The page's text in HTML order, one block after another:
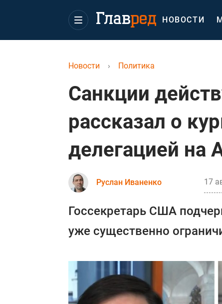
НОВОСТИ
Новости › Политика
Санкции
рассказал о
делегацией на
Руслан Иваненко 17
Госсекретарь США
уже существенно